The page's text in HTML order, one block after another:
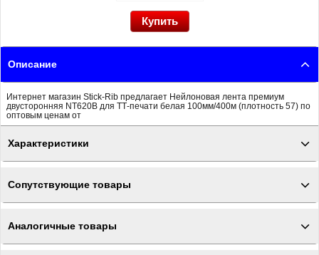
Описание
Интернет магазин Stick-Rib предлагает Нейлоновая лента премиум
двусторонняя NT620B для ТТ-печати белая 100мм/400м (плотность 57) по
оптовым ценам от
Характеристики
Сопутствующие товары
Аналогичные товары